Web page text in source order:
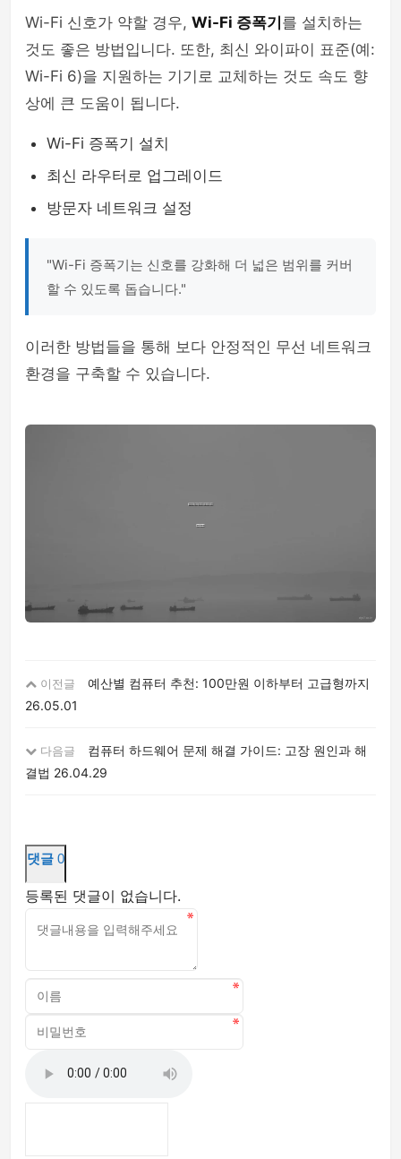
Wi-Fi 신호가 약할 경우, Wi-Fi 증폭기 를 설치하는
것도 좋은 방법입니다. 또한, 최신 와이파이 표준(예:
Wi-Fi 6)을 지원하는 기기로 교체하는 것도 속도 향
상에 큰 도움이 됩니다.
Wi-Fi 증폭기 설치
최신 라우터로 업그레이드
방문자 네트워크 설정
"Wi-Fi 증폭기는 신호를 강화해 더 넓은 범위를 커버
할 수 있도록 돕습니다."
이러한 방법들을 통해 보다 안정적인 무선 네트워크
환경을 구축할 수 있습니다.
이전글
예산별 컴퓨터 추천: 100만원 이하부터 고급형까지
26.05.01
다음글
컴퓨터 하드웨어 문제 해결 가이드: 고장 원인과 해
결법 26.04.29
댓글 0
등록된 댓글이 없습니다.